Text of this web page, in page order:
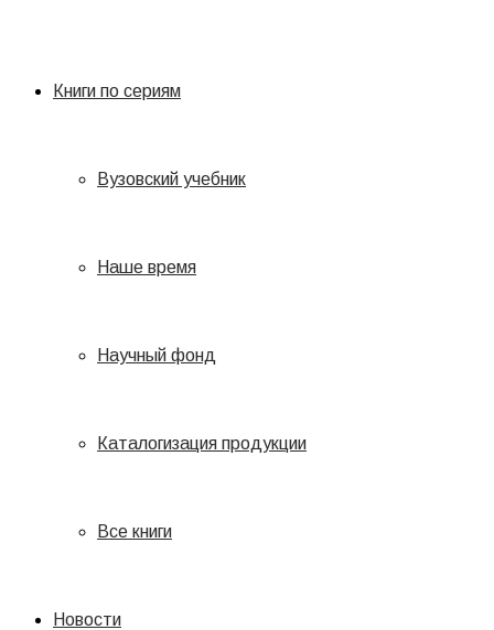
Книги по сериям
Вузовский учебник
Наше время
Научный фонд
Каталогизация продукции
Все книги
Новости